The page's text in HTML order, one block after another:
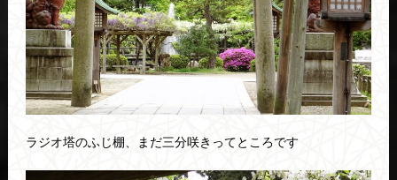
ラジオ塔のふじ棚、まだ三分咲きってところです